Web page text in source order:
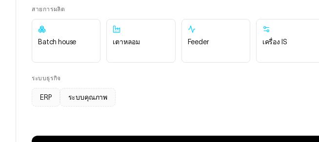
สายการผลิต
Batch house เตาหลอม Feeder เครื่อง IS
ระบบธุรกิจ
ERP ระบบคุณภาพ